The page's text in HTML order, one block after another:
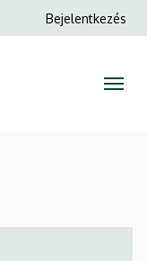
Anonim
Bejelentkezés